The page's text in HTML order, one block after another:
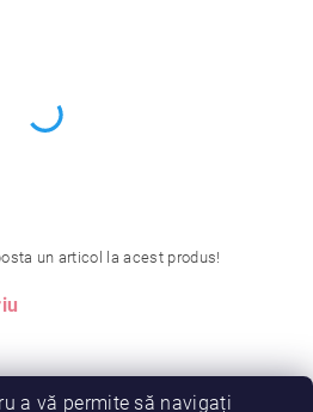
un articol la acest produs!
a vă permite să navigați